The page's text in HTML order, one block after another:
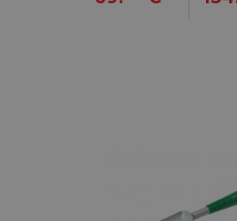
Строго необходимите
акаунта. Уебсайтът не